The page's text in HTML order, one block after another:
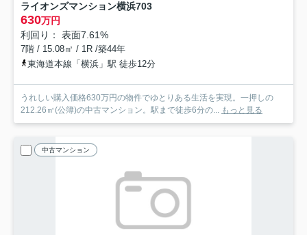
ライオンズマンション横浜703
630万円
利回り： 表面7.61%
7階 / 15.08㎡ / 1R /築44年
東海道本線「横浜」駅 徒歩12分
うれしい購入価格630万円の物件でゆとりある生活を実現。一押しの
212.26㎡(公簿)の中古マンション。駅まで徒歩6分の... もっと見る
中古マンション